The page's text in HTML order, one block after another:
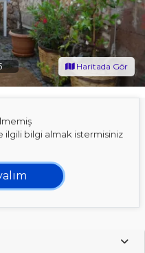
Haritada Gör
ilgili bilgi almak istermisiniz